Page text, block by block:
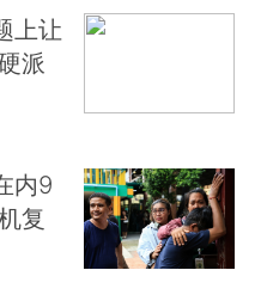
上让
派
内9
复